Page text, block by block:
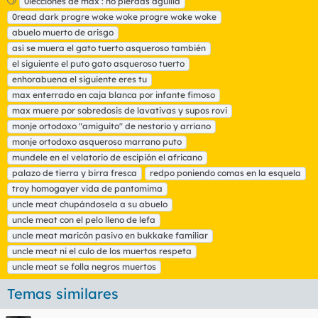
t
i
q
u
e
t
a
s
0read dark progre woke woke progre woke woke
abuelo muerto de arisgo
así se muera el gato tuerto asqueroso también
el siguiente el puto gato asqueroso tuerto
enhorabuena el siguiente eres tu
max enterrado en caja blanca por infante fimoso
max muere por sobredosis de lavativas y supos rovi
monje ortodoxo "amiguito" de nestorio y arriano
monje ortodoxo asqueroso marrano puto
mundele en el velatorio de escipión el africano
palazo de tierra y birra fresca
redpo poniendo comas en la esquela
troy homogayer vida de pantomima
uncle meat chupándosela a su abuelo
uncle meat con el pelo lleno de lefa
uncle meat maricón pasivo en bukkake familiar
uncle meat ni el culo de los muertos respeta
uncle meat se folla negros muertos
Temas similares